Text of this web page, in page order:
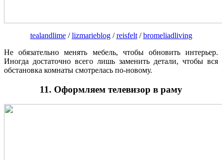
tealandlime/lizmarieblog/reisfelt/bromeliadliving
Не обязательно менять мебель, чтобы обновить интерьер.
Иногда достаточно всего лишь заменить детали, чтобы вся
обстановка комнаты смотрелась по-новому.
11. Оформляем телевизор в раму